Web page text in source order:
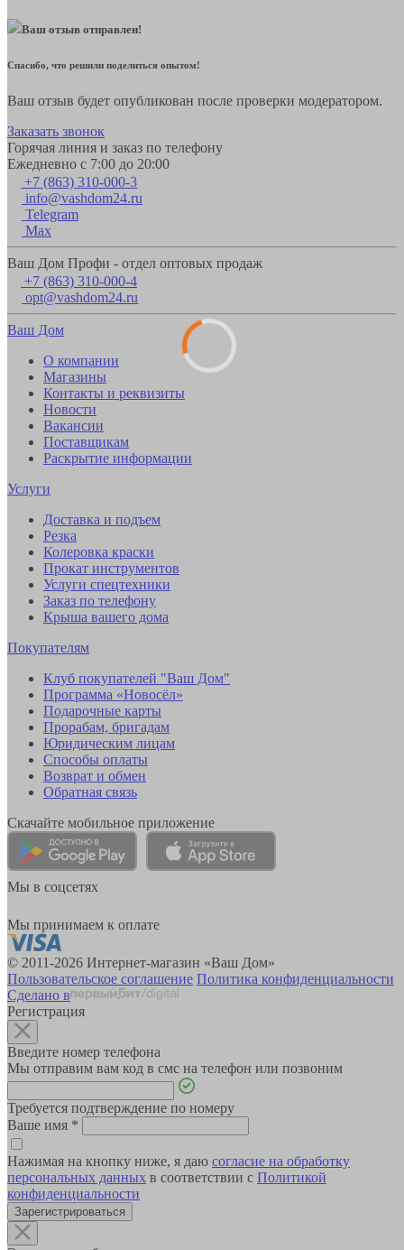
Ваш отзыв отправлен!
Спасибо, что решили поделиться опытом!
Ваш отзыв будет опубликован после проверки модератором.
Заказать звонок
Горячая линия и заказ по телефону
Ежедневно с 7:00 до 20:00
+7 (863) 310-000-3
info@vashdom24.ru
Telegram
Max
Ваш Дом Профи - отдел оптовых продаж
+7 (863) 310-000-4
opt@vashdom24.ru
Ваш Дом
О компании
Магазины
Контакты и реквизиты
Новости
Вакансии
Поставщикам
Раскрытие информации
Услуги
Доставка и подъем
Резка
Колеровка краски
Прокат инструментов
Услуги спецтехники
Заказ по телефону
Крыша вашего дома
Покупателям
Клуб покупателей "Ваш Дом"
Программа «Новосёл»
Подарочные карты
Прорабам, бригадам
Юридическим лицам
Способы оплаты
Возврат и обмен
Обратная связь
Скачайте мобильное приложение
Мы в соцсетях
Мы принимаем к оплате
© 2011-2026 Интернет-магазин «Ваш Дом»
Пользовательское соглашение Политика конфиденциальности
Сделано в
Регистрация
Введите номер телефона
Мы отправим вам код в смс на телефон или позвоним
Требуется подтверждение по номеру
Ваше имя *
Нажимая на кнопку ниже, я даю согласие на обработку
персональных данных в соответствии с Политикой
конфиденциальности
Зарегистрироваться